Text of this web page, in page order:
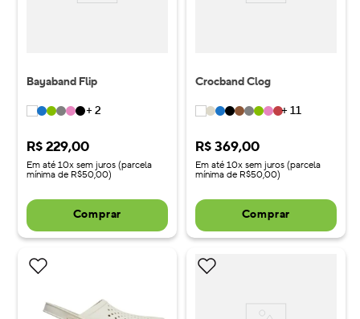
Bayaband Flip
+ 2
R$229,00
Em até 10x sem juros (parcela
mínima de R$50,00)
Comprar
Crocband Clog
+ 11
R$369,00
Em até 10x sem juros (parcela
mínima de R$50,00)
Comprar